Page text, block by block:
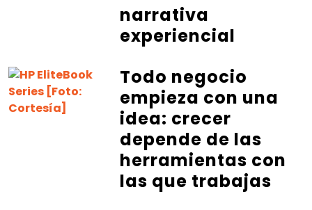
narrativa
experiencial
Todo negocio
empieza con una
idea: crecer
depende de las
herramientas con
las que trabajas